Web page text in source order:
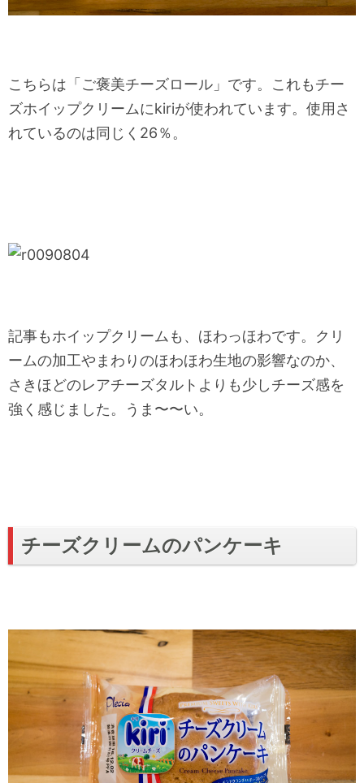
こちらは「ご褒美チーズロール」です。これもチー
ズホイップクリームにkiriが使われています。使用さ
れているのは同じく26％。
記事もホイップクリームも、ほわっほわです。クリ
ームの加工やまわりのほわほわ生地の影響なのか、
さきほどのレアチーズタルトよりも少しチーズ感を
強く感じました。うま〜〜い。
チーズクリームのパンケーキ